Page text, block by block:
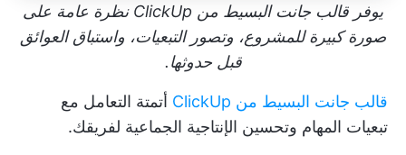
يوفر قالب جانت البسيط من ClickUp نظرة عامة على
صورة كبيرة للمشروع، وتصور التبعيات، واستباق العوائق
قبل حدوثها.
قالب جانت البسيط من ClickUp
أتمتة التعامل مع
تبعيات المهام وتحسين الإنتاجية الجماعية لفريقك.